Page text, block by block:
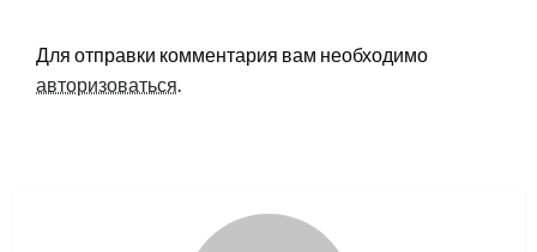
Для отправки комментария вам необходимо
авторизоваться.